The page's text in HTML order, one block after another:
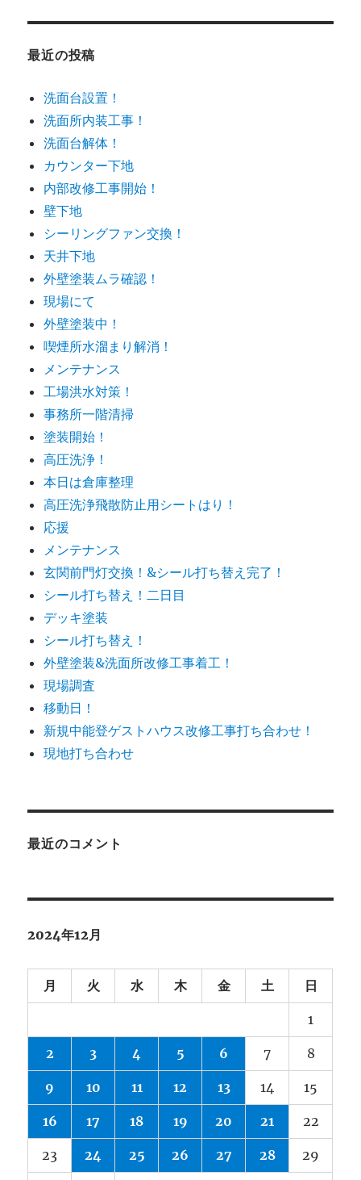
ー
最近の投稿
洗面台設置！
洗面所内装工事！
洗面台解体！
カウンター下地
内部改修工事開始！
壁下地
シーリングファン交換！
天井下地
外壁塗装ムラ確認！
現場にて
外壁塗装中！
喫煙所水溜まり解消！
メンテナンス
工場洪水対策！
事務所一階清掃
塗装開始！
高圧洗浄！
本日は倉庫整理
高圧洗浄飛散防止用シートはり！
応援
メンテナンス
玄関前門灯交換！&シール打ち替え完了！
シール打ち替え！二日目
デッキ塗装
シール打ち替え！
外壁塗装&洗面所改修工事着工！
現場調査
移動日！
新規中能登ゲストハウス改修工事打ち合わせ！
現地打ち合わせ
最近のコメント
2024年12月
月 火 水 木 金 土 日
1
2 3 4 5 6 7 8
9 10 11 12 13 14 15
16 17 18 19 20 21 22
23 24 25 26 27 28 29